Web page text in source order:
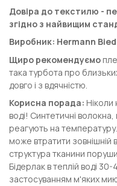
Довіра до текстилю -
згідно з найвищим
Виробник: Hermann
Щиро рекомендуємо
така турбота про
довго і з вдячністю.
Корисна порада: Ніколи
воді! Синтетичні
реагують на температуру.
може втратити
структура тканини
Бідерлак в теплій воді
застосуванням м'яких